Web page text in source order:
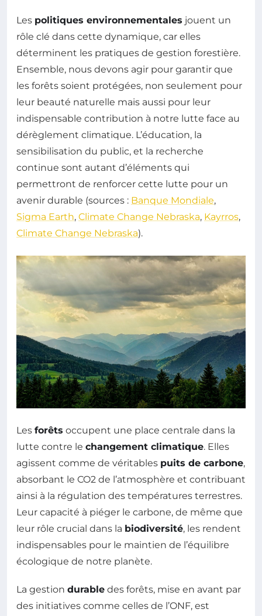
Les politiques environnementales jouent un
rôle clé dans cette dynamique, car elles
déterminent les pratiques de gestion forestière.
Ensemble, nous devons agir pour garantir que
les forêts soient protégées, non seulement pour
leur beauté naturelle mais aussi pour leur
indispensable contribution à notre lutte face au
dérèglement climatique. L’éducation, la
sensibilisation du public, et la recherche
continue sont autant d’éléments qui
permettront de renforcer cette lutte pour un
avenir durable (sources : Banque Mondiale,
Sigma Earth, Climate Change Nebraska, Kayrros,
Climate Change Nebraska).
Les forêts occupent une place centrale dans la
lutte contre le changement climatique. Elles
agissent comme de véritables puits de carbone,
absorbant le CO2 de l’atmosphère et contribuant
ainsi à la régulation des températures terrestres.
Leur capacité à piéger le carbone, de même que
leur rôle crucial dans la biodiversité, les rendent
indispensables pour le maintien de l’équilibre
écologique de notre planète.
La gestion durable des forêts, mise en avant par
des initiatives comme celles de l’ONF, est